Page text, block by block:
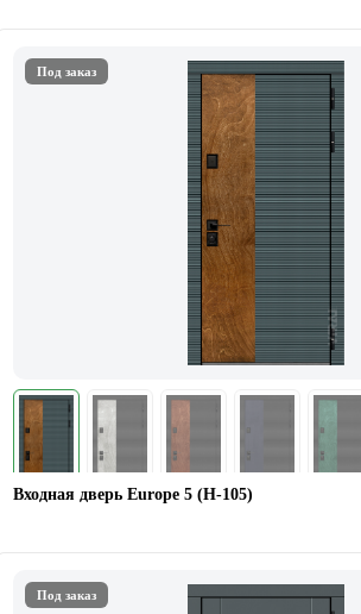
Под заказ
Входная дверь Europe 5 (H-105)
Под заказ